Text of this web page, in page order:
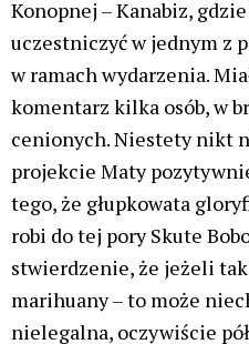
Konopnej – Kanabiz,
uczestniczyć w jednym z
w ramach wydarzenia.
komentarz kilka osób, w
cenionych. Niestety nikt
projekcie Maty
tego, że głupkowata
robi do tej pory Skute
stwierdzenie, że jeżeli
marihuany – to może
nielegalna, oczywiście